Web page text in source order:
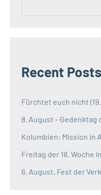
Recent Posts
Fürchtet euch nicht (19.
8. August – Gedenktag
Kolumbien: Mission in
Freitag der 18. Woche
6. August, Fest der